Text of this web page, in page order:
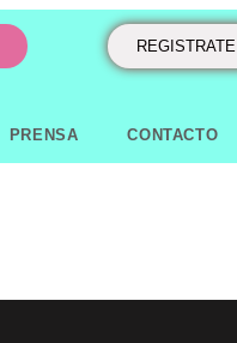
REGISTRATE
PRENSA CONTACTO